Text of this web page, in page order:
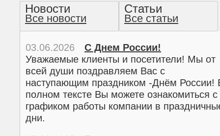
Американская готика -
прочтение методом
Новости
Все новости
Статьи
Все статьи
03.06.2026
С Днем России!
Уважаемые клиенты и посетители! Мы от
всей души поздравляем Вас с
наступающим праздником -Днём России!
полном тексте Вы можете ознакомиться с
графиком работы компании в
дни.